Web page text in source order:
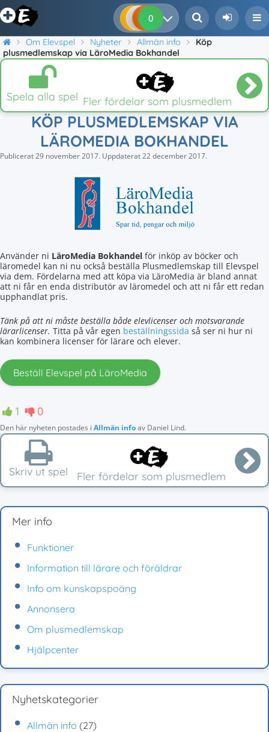
0 0 0
Om Elevspel Nyheter Allmän info
Köp
plusmedlemskap via LäroMedia Bokhandel
Spela alla spel Fler fördelar som plusmedlem
KÖP PLUSMEDLEMSKAP VIA
LÄROMEDIA BOKHANDEL
Publicerat29 november 2017. Uppdaterat22 december 2017.
Använder ni LäroMedia Bokhandel för inköp av böcker och
läromedel kan ni nu också beställa Plusmedlemskap till Elevspel
via dem. Fördelarna med att köpa via LäroMedia är bland annat
att ni får en enda distributör av läromedel och att ni får ett redan
upphandlat pris.
Tänk på att ni måste beställa både elevlicenser och motsvarande
lärarlicenser. Titta på vår egen beställningssida så ser ni hur ni
kan kombinera licenser för lärare och elever.
Beställ Elevspel på LäroMedia
1 0
Den här nyheten postades i Allmän infoav Daniel Lind.
Skriv ut spel Fler fördelar som plusmedlem
Mer info
Funktioner
Information till lärare och föräldrar
Info om kunskapspoäng
Annonsera
Om plusmedlemskap
Hjälpcenter
Nyhetskategorier
Allmän info (27)